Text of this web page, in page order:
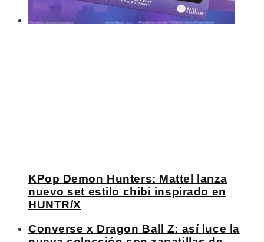
KPop Demon Hunters: Mattel lanza
nuevo set estilo chibi inspirado en
HUNTR/X
Converse x Dragon Ball Z: así luce la